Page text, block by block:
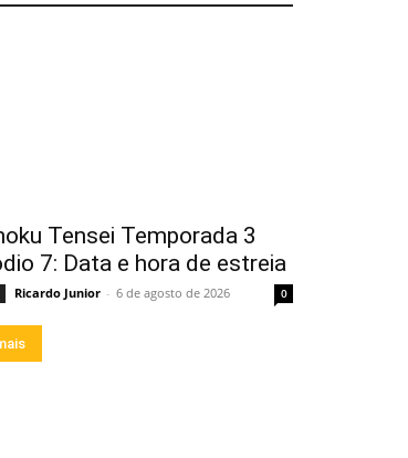
Tensei Temporada 3
7: Data e hora de estreia
Ricardo Junior - 6 de agosto de 2026 0